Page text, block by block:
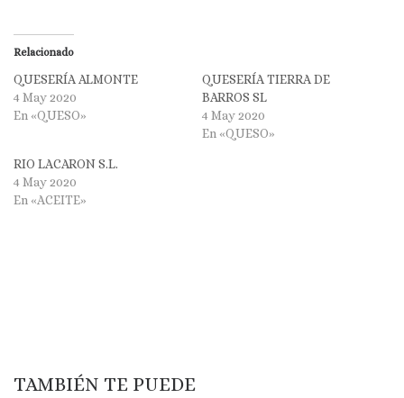
Relacionado
QUESERÍA ALMONTE
4 May 2020
En «QUESO»
QUESERÍA TIERRA DE
BARROS SL
4 May 2020
En «QUESO»
RIO LACARON S.L.
4 May 2020
En «ACEITE»
TAMBIÉN TE PUEDE